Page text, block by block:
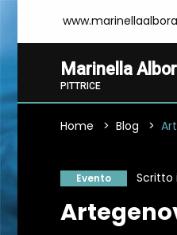
Marinella
PITTRICE
Home Blog
Evento Scritto